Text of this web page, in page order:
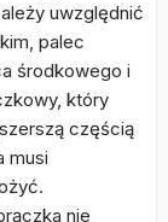
uwzględnić
palec
środkowego i
który
częścią
musi
nie